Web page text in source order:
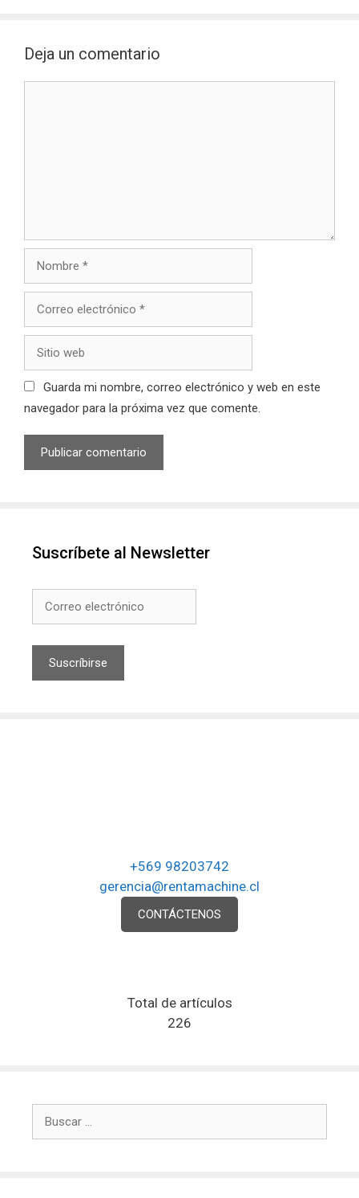
Deja un comentario
electrónico
web
Guarda mi nombre, correo electrónico y web en este
navegador para la próxima vez que comente.
Suscríbete al Newsletter
+569 98203742
gerencia@rentamachine.cl
CONTÁCTENOS
Total de artículos
226